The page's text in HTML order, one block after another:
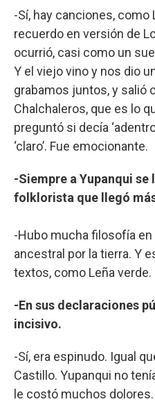
-Sí, hay canciones, como
recuerdo en versión de
ocurrió, casi como un
Y el viejo vino y nos dio
grabamos juntos, y salió
Chalchaleros, que es lo
preguntó si decía
‘claro’. Fue emocionante.
-Siempre a Yupanqui se
folklorista que llegó
-Hubo mucha filosofía
ancestral por la tierra. Y
textos, como Leña
-En sus declaraciones
incisivo.
-Sí, era espinudo. Igual
Castillo. Yupanqui no
le costó muchos